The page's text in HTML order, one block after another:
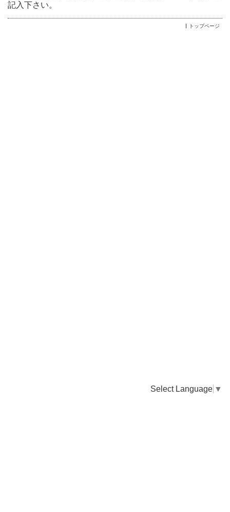
Select Language ▼
記入下さい。
トップページ